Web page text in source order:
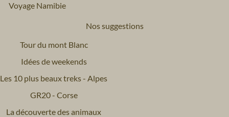
Voyage Namibie
Nos suggestions
Tour du mont Blanc
Idées de weekends
Les 10 plus beaux treks - Alpes
GR20 - Corse
La découverte des animaux